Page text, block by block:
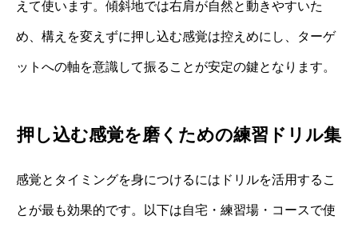
えて使います。傾斜地では右肩が自然と動きやすいた
め、構えを変えずに押し込む感覚は控えめにし、ターゲ
ットへの軸を意識して振ることが安定の鍵となります。
押し込む感覚を磨くための練習ドリル集
感覚とタイミングを身につけるにはドリルを活用するこ
とが最も効果的です。以下は自宅・練習場・コースで使